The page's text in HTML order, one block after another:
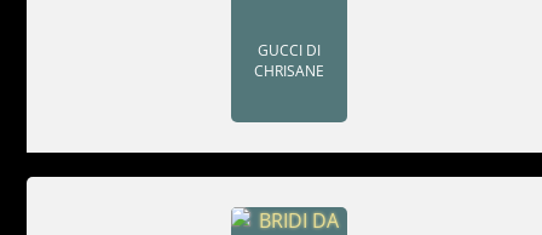
GUCCI DI
CHRISANE